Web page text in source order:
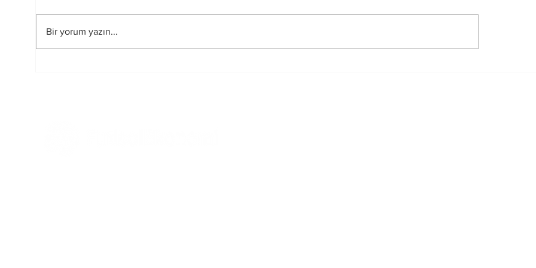
Bir yorum yazın...